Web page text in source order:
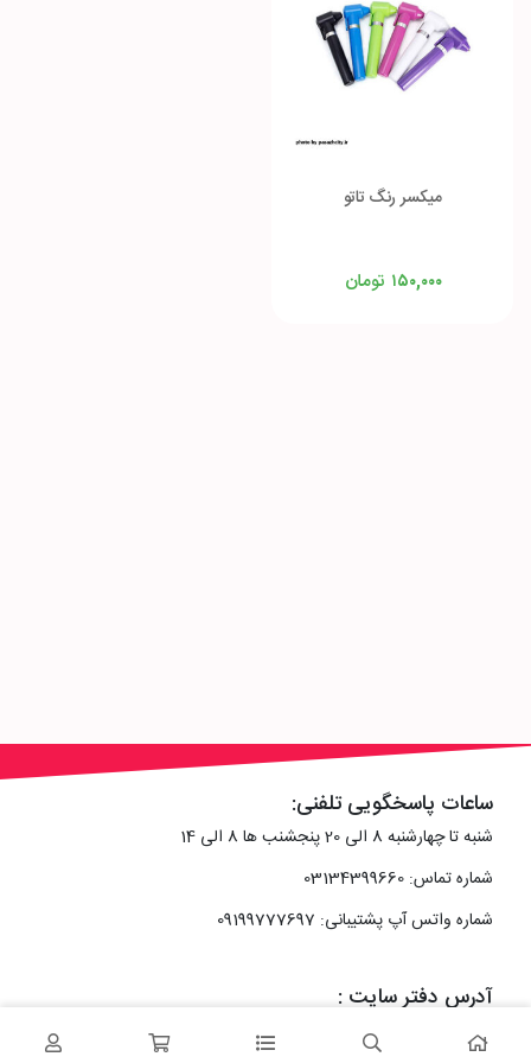
میکسر رنگ تاتو
تومان ۱۵۰,۰۰۰
ساعات پاسخگویی تلفنی:
شنبه تا چهارشنبه 8 الی 20 پنجشنب ها 8 الی 14
شماره تماس: 03134399660
شماره واتس آپ پشتیبانی: 09199777697
آدرس دفتر سایت :
اصفهان، خیابان رزمندگان، کوچه شماره سه فرعی 2 پلاک 10